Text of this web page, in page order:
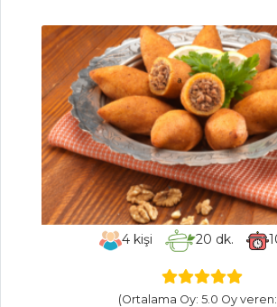
Et Yemekleri Tüm
Tarifleri
HAMUR İŞLERI
MISIR GEVREKLİ
TART
MUFFİN BÖREĞİ
PATATESLİ BÖREK
4kişi 20 dk.
(Ortalama Oy: 5.0 Oy veren: